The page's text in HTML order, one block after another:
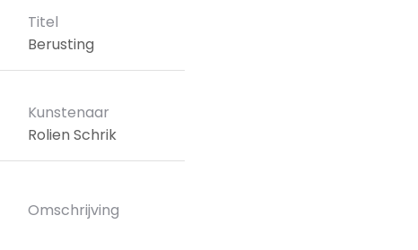
Titel
Berusting
Kunstenaar
Rolien Schrik
Omschrijving